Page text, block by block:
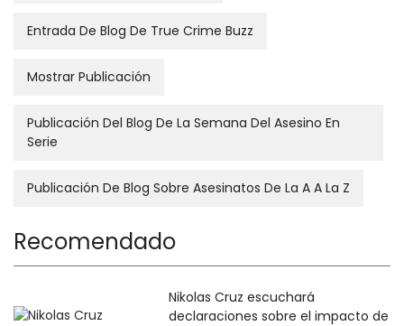
Entrada De Blog De True Crime Buzz
Mostrar Publicación
Publicación Del Blog De La Semana Del Asesino En
Serie
Publicación De Blog Sobre Asesinatos De La A A La Z
Recomendado
Nikolas Cruz escuchará
declaraciones sobre el impacto de